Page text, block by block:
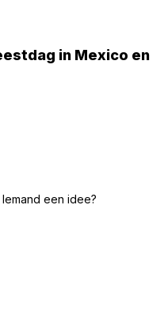
in Mexico en
een idee?